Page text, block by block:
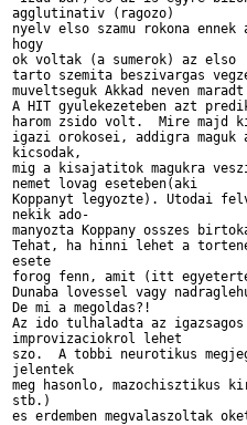
agglutinativ (ragozo)
nyelv elso szamu rokona
hogy
ok voltak (a sumerok) az elso
tarto szemita beszivargas
muveltseguk Akkad neven
A HIT gyulekezeteben azt
harom zsido volt.  Mire majd
igazi orokosei, addigra maguk
kicsodak,
mig a kisajatitok magukra
nemet lovag eseteben(aki
Koppanyt legyozte). Utodai
nekik ado-
manyozta Koppany osszes
Tehat, ha hinni lehet a
esete
forog fenn, amit (itt
Dunaba lovessel vagy
De mi a megoldas?!
Az ido tulhaladta az igazsagos
improvizaciokrol lehet
szo.  A tobbi neurotikus
jelentek
meg hasonlo, mazochisztikus
stb.)
es erdemben megvalaszoltak